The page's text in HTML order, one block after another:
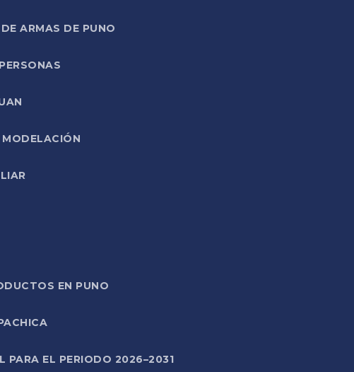
ARMAS DE PUNO
EN PUNO
PARA EL PERIODO 2026–2031